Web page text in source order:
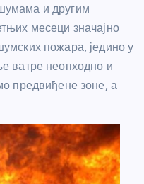
и другим
месеци значајно
пожара, једино у
ватре неопходно и
предвиђене зоне, а